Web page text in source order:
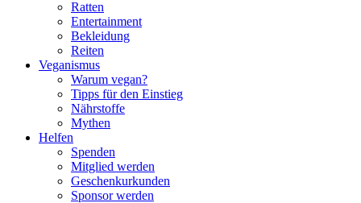
Ratten
Entertainment
Bekleidung
Reiten
Veganismus
Warum vegan?
Tipps für den Einstieg
Nährstoffe
Mythen
Helfen
Spenden
Mitglied werden
Geschenkurkunden
Sponsor werden